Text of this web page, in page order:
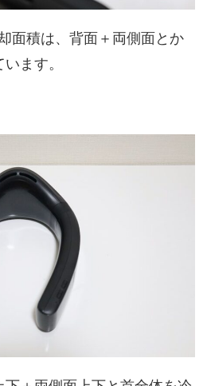
面積は、背面＋両側面とか
ます。